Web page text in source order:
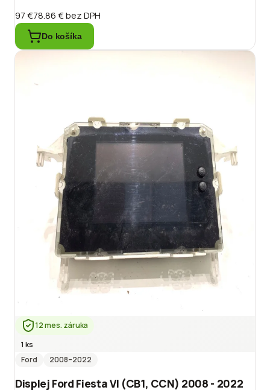
97 €78.86 €bez DPH
Do košíka
12 mes. záruka
1 ks
Ford
2008–2022
Displej Ford Fiesta VI (CB1, CCN) 2008 - 2022